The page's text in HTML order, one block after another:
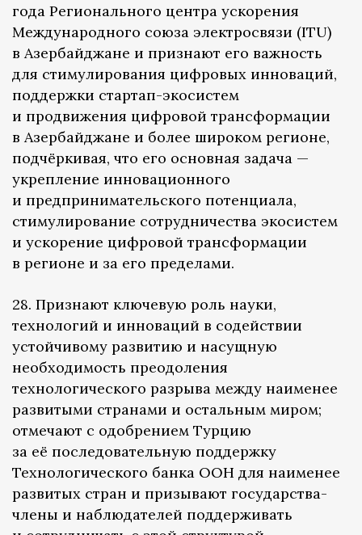
года Регионального центра ускорения
Международного союза электросвязи (ITU)
в Азербайджане и признают его важность
для стимулирования цифровых инноваций,
поддержки стартап-экосистем
и продвижения цифровой трансформации
в Азербайджане и более широком регионе,
подчёркивая, что его основная задача —
укрепление инновационного
и предпринимательского потенциала,
стимулирование сотрудничества экосистем
и ускорение цифровой трансформации
в регионе и за его пределами.
28. Признают ключевую роль науки,
технологий и инноваций в содействии
устойчивому развитию и насущную
необходимость преодоления
технологического разрыва между наименее
развитыми странами и остальным миром;
отмечают с одобрением Турцию
за её последовательную поддержку
Технологического банка ООН для наименее
развитых стран и призывают государства-
члены и наблюдателей поддерживать